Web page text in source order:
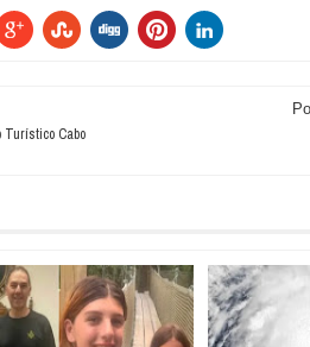
Turístico Cabo